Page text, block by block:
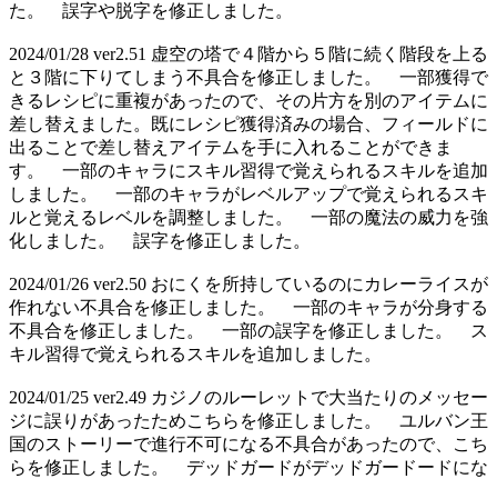
た。 誤字や脱字を修正しました。
2024/01/28 ver2.51 虚空の塔で４階から５階に続く階段を上る
と３階に下りてしまう不具合を修正しました。 一部獲得で
きるレシピに重複があったので、その片方を別のアイテムに
差し替えました。既にレシピ獲得済みの場合、フィールドに
出ることで差し替えアイテムを手に入れることができま
す。 一部のキャラにスキル習得で覚えられるスキルを追加
しました。 一部のキャラがレベルアップで覚えられるスキ
ルと覚えるレベルを調整しました。 一部の魔法の威力を強
化しました。 誤字を修正しました。
2024/01/26 ver2.50 おにくを所持しているのにカレーライスが
作れない不具合を修正しました。 一部のキャラが分身する
不具合を修正しました。 一部の誤字を修正しました。 ス
キル習得で覚えられるスキルを追加しました。
2024/01/25 ver2.49 カジノのルーレットで大当たりのメッセー
ジに誤りがあったためこちらを修正しました。 ユルバン王
国のストーリーで進行不可になる不具合があったので、こち
らを修正しました。 デッドガードがデッドガードードにな